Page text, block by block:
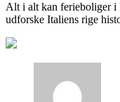
Alt i alt kan ferieboliger i
udforske Italiens rige